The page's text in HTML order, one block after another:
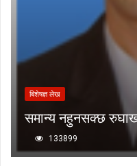
बिशेषज्ञ लेख
समान्य नहुनसक्छ
133899